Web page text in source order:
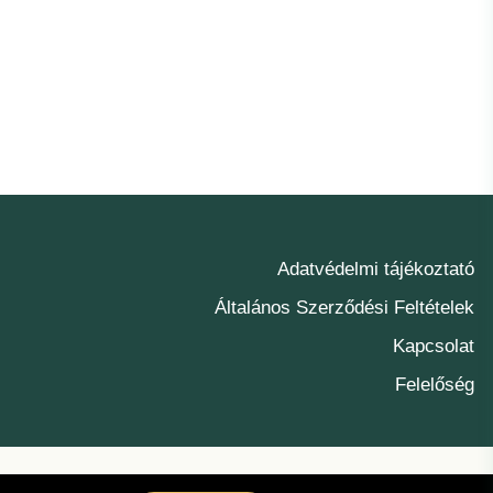
Adatvédelmi tájékoztató
Általános Szerződési Feltételek
Kapcsolat
Felelőség